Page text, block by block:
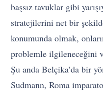
başsız tavuklar gibi
stratejilerini net bir
konumunda olmak,
problemle ilgileneceğini
Şu anda Belçika’da bir
Sudmann, Roma